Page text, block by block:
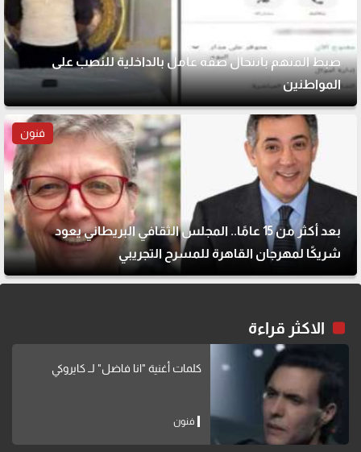
ضبط المتهم بانتحال صفة عامل بالداخلية للنصب على
المواطنين
فنون
بعد أكثر من 15 عامًا.. المجلس الثقافي البريطاني يعود
شريكًا لمهرجان القاهرة للمسرح التجريبي
الاكثر قراءة
كلمات أغنية "انا فاضل" لــ كايروكي
فنون